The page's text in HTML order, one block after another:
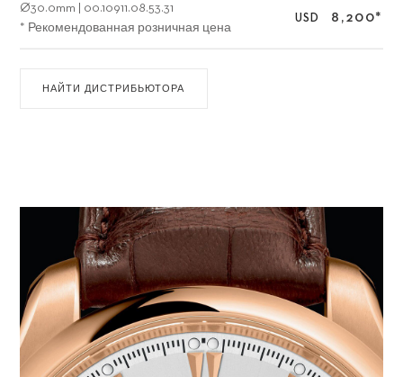
Ø30.0mm
00.10911.08.53.31
* Рекомендованная розничная цена
USD 8,200*
НАЙТИ ДИСТРИБЬЮТОРА